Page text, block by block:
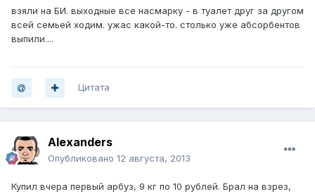
взяли на БИ. выходные все насмарку - в туалет друг за другом
всей семьей ходим. ужас какой-то. столько уже абсорбентов
выпили....
Цитата
Alexanders
Опубликовано 12 августа, 2013
Купил вчера первый арбуз, 9 кг по 10 рублей. Брал на взрез,